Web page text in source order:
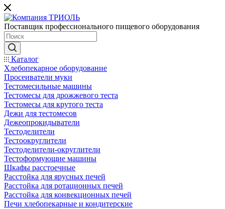
Поставщик профессионального пищевого оборудования
Каталог
Хлебопекарное оборудование
Просеиватели муки
Тестомесильные машины
Тестомесы для дрожжевого теста
Тестомесы для крутого теста
Дежи для тестомесов
Дежеопрокидыватели
Тестоделители
Тестоокруглители
Тестоделители-округлители
Тестоформующие машины
Шкафы расстоечные
Расстойка для ярусных печей
Расстойка для ротационных печей
Расстойка для конвекционных печей
Печи хлебопекарные и кондитерские